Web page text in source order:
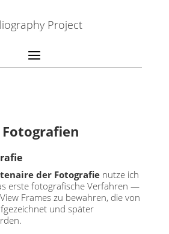
Project
der Fotografienutze ich
erste fotografische Verfahren —
Frames zu bewahren, die von
und später